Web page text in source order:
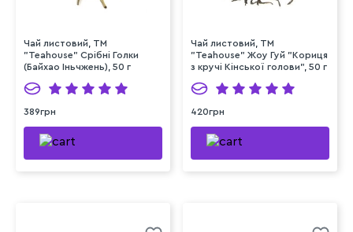
Чай листовий, ТМ
"Teahouse" Срібні Голки
(Байхао Іньчжень), 50 г
389грн
Чай листовий, ТМ
"Teahouse" Жоу Гуй "Кориця
з кручі Кінської голови", 50 г
420грн